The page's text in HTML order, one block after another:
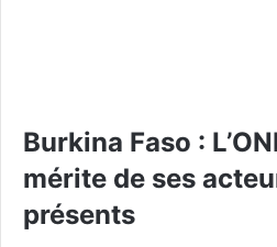
Burkina Faso :
mérite de ses
présents